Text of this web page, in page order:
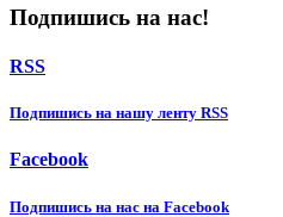
Подпишись на нас!
RSS
Подпишиcь на нашу ленту RSS
Facebook
Подпишиcь на нас на Facebook